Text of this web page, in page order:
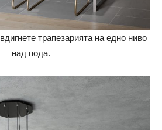
трапезарията на едно ниво
над пода.